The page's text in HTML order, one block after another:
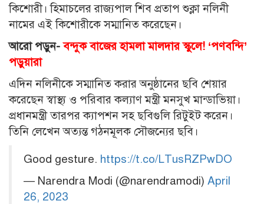
কিশোরী। হিমাচলের রাজ্যপাল শিব প্রতাপ শুক্লা নলিনী
নামের এই কিশোরীকে সম্মানিত করেছেন।
আরো পড়ুন-বন্দুক বাজের হামলা মালদার স্কুলে! ‘পণবন্দি’
পড়ুয়ারা
এদিন নলিনীকে সম্মানিত করার অনুষ্ঠানের ছবি শেয়ার
করেছেন স্বাস্থ্য ও পরিবার কল্যাণ মন্ত্রী মনসুখ মান্ডাভিয়া।
প্রধানমন্ত্রী তারপর ক্যাপশন সহ ছবিগুলি রিটুইট করেন।
তিনি লেখেন অত্যন্ত গঠনমূলক সৌজন্যের ছবি।
Good gesture. https://t.co/LTusRZPwDO
— Narendra Modi (@narendramodi) April
26, 2023